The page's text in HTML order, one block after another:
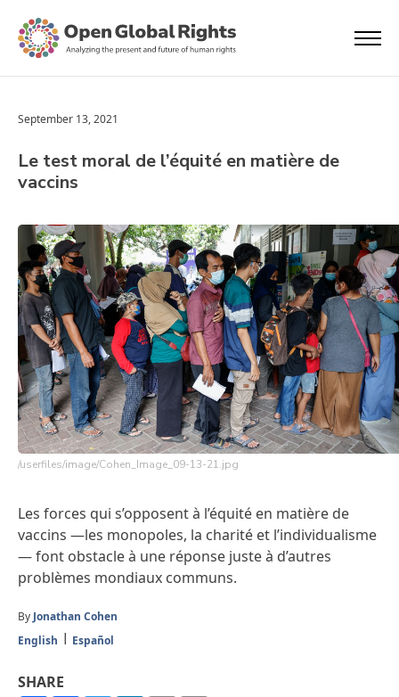
September 13, 2021
Le test moral de l’équité en matière de
vaccins
/userfiles/image/Cohen_Image_09-13-21.jpg
Les forces qui s’opposent à l’équité en matière de
vaccins —les monopoles, la charité et l’individualisme
— font obstacle à une réponse juste à d’autres
problèmes mondiaux communs.
By Jonathan Cohen
English
Español
SHARE